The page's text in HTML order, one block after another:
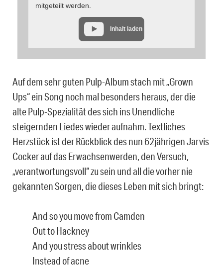
mitgeteilt werden.
Inhalt laden
Auf dem sehr guten Pulp-Album stach mit „Grown
Ups“ ein Song noch mal besonders heraus, der die
alte Pulp-Spezialität des sich ins Unendliche
steigernden Liedes wieder aufnahm. Textliches
Herzstück ist der Rückblick des nun 62jährigen Jarvis
Cocker auf das Erwachsenwerden, den Versuch,
„verantwortungsvoll“ zu sein und all die vorher nie
gekannten Sorgen, die dieses Leben mit sich bringt:
And so you move from Camden
Out to Hackney
And you stress about wrinkles
Instead of acne